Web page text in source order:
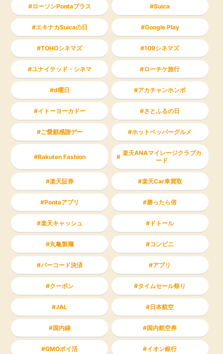
ローソンPontaプラス Suica
エキナカSuicaの日 Google Play
TOHOシネマズ 109シネマズ
ユナイテッド・シネマ ローチケ旅行
d曜日 アカチャンホンポ
イトーヨーカドー さとふるの日
ご愛顧感謝デー ホットペッパーグルメ
Rakuten Fashion
楽天ANAマイレージクラブカ
ード
楽天証券 楽天Car車買取
Pontaアプリ 勝ったら倍
楽天キャッシュ ドトール
丸亀製麺 コンビニ
バーコード決済 アプリ
クーポン タイムセール祭り
JAL 日本航空
国内線 国内航空券
GMOポイ活 イオン銀行